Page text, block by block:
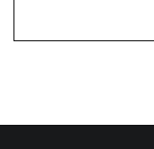
Il foglio è in
Lanzi di due anni